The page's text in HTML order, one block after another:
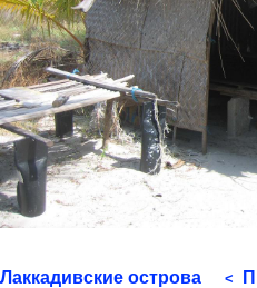
Лаккадивские острова <